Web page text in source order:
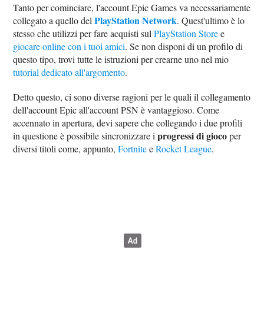
Tanto per cominciare, l'account Epic Games va necessariamente
collegato a quello delPlayStation Network. Quest'ultimo è lo
stesso che utilizzi per fare acquisti sulPlayStation Storee
giocare online con i tuoi amici. Se non disponi di un profilo di
questo tipo, trovi tutte le istruzioni per crearne uno nel mio
tutorial dedicato all'argomento.
Detto questo, ci sono diverse ragioni per le quali il collegamento
dell'account Epic all'account PSN è vantaggioso. Come
accennato in apertura, devi sapere che collegando i due profili
in questione è possibile sincronizzare iprogressi di giocoper
diversi titoli come, appunto,FortniteeRocket League.